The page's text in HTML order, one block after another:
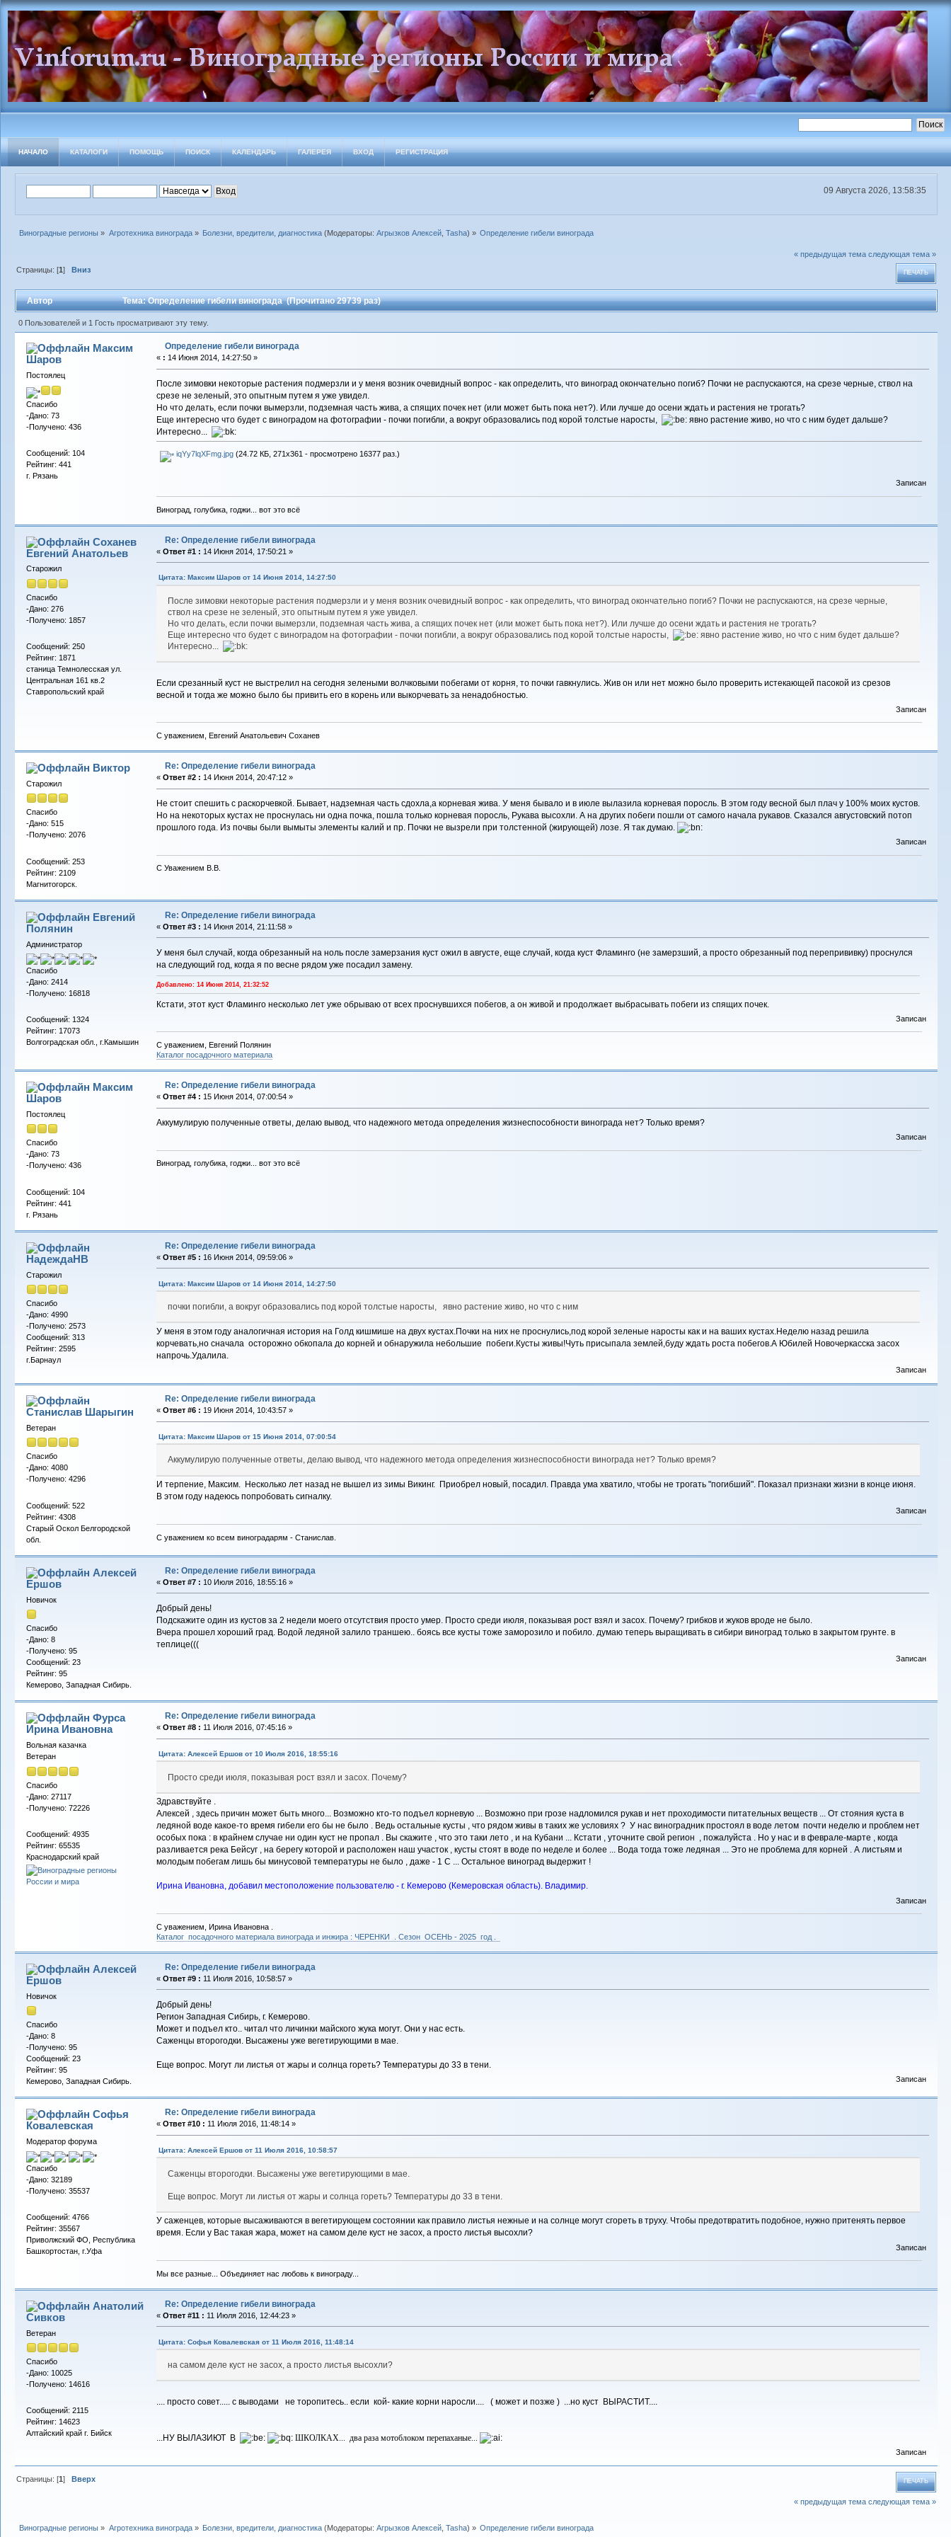
НАЧАЛО КАТАЛОГИ ПОМОЩЬ ПОИСК КАЛЕНДАРЬ ГАЛЕРЕЯ ВХОД РЕГИСТРАЦИЯ
09 Августа 2026, 13:58:35
Виноградные регионы » Агротехника винограда» Болезни, вредители, диагностика(Модераторы: Агрызков Алексей, Tasha) » Определение гибели винограда
« предыдущая тема следующая тема »
ПЕЧАТЬ
Страницы: [1] Вниз
Автор Тема: Определение гибели винограда (Прочитано 29739 раз)
0 Пользователей и 1 Гость просматривают эту тему.
Максим
Шаров
Постоялец
Спасибо
-Дано: 73
-Получено: 436
Сообщений: 104
Рейтинг: 441
г. Рязань
Определение гибели винограда
« : 14 Июня 2014, 14:27:50 »
После зимовки некоторые растения подмерзли и у меня возник очевидный вопрос - как определить, что виноград окончательно погиб? Почки не распускаются, на срезе черные, ствол на
срезе не зеленый, это опытным путем я уже увидел.
Но что делать, если почки вымерзли, подземная часть жива, а спящих почек нет (или может быть пока нет?). Или лучше до осени ждать и растения не трогать?
Еще интересно что будет с виноградом на фотографии - почки погибли, а вокруг образовались под корой толстые наросты,
явно растение живо, но что с ним будет дальше?
Интересно...
iqYy7lqXFmg.jpg(24.72 КБ, 271x361 - просмотрено 16377 раз.)
Записан
Виноград, голубика, годжи... вот это всё
Соханев
Евгений Анатольев
Старожил
Спасибо
-Дано: 276
-Получено: 1857
Сообщений: 250
Рейтинг: 1871
станица Темнолесская ул.
Центральная 161 кв.2
Ставропольский край
Re: Определение гибели винограда
« Ответ #1 : 14 Июня 2014, 17:50:21 »
Цитата: Максим Шаров от 14 Июня 2014, 14:27:50
После зимовки некоторые растения подмерзли и у меня возник очевидный вопрос - как определить, что виноград окончательно погиб? Почки не распускаются, на срезе черные,
ствол на срезе не зеленый, это опытным путем я уже увидел.
Но что делать, если почки вымерзли, подземная часть жива, а спящих почек нет (или может быть пока нет?). Или лучше до осени ждать и растения не трогать?
Еще интересно что будет с виноградом на фотографии - почки погибли, а вокруг образовались под корой толстые наросты,
явно растение живо, но что с ним будет дальше?
Интересно...
Если срезанный куст не выстрелил на сегодня зелеными волчковыми побегами от корня, то почки гавкнулись. Жив он или нет можно было проверить истекающей пасокой из срезов
весной и тогда же можно было бы привить его в корень или выкорчевать за ненадобностью.
Записан
С уважением, Евгений Анатольевич Соханев
Виктор
Старожил
Спасибо
-Дано: 515
-Получено: 2076
Сообщений: 253
Рейтинг: 2109
Магнитогорск.
Re: Определение гибели винограда
« Ответ #2 : 14 Июня 2014, 20:47:12 »
Не стоит спешить с раскорчевкой. Бывает, надземная часть сдохла,а корневая жива. У меня бывало и в июле вылазила корневая поросль. В этом году весной был плач у 100% моих кустов.
Но на некоторых кустах не проснулась ни одна почка, пошла только корневая поросль, Рукава высохли. А на других побеги пошли от самого начала рукавов. Сказался августовский потоп
прошлого года. Из почвы были вымыты элементы калий и пр. Почки не вызрели при толстенной (жирующей) лозе. Я так думаю.
Записан
С Уважением В.В.
Евгений
Полянин
Администратор
Спасибо
-Дано: 2414
-Получено: 16818
Сообщений: 1324
Рейтинг: 17073
Волгоградская обл., г.Камышин
Re: Определение гибели винограда
« Ответ #3 : 14 Июня 2014, 21:11:58 »
У меня был случай, когда обрезанный на ноль после замерзания куст ожил в августе, еще случай, когда куст Фламинго (не замерзший, а просто обрезанный под перепрививку) проснулся
на следующий год, когда я по весне рядом уже посадил замену.
Добавлено: 14 Июня 2014, 21:32:52
Кстати, этот куст Фламинго несколько лет уже обрываю от всех проснувшихся побегов, а он живой и продолжает выбрасывать побеги из спящих почек.
Записан
С уважением, Евгений Полянин
Каталог посадочного материала
Максим
Шаров
Постоялец
Спасибо
-Дано: 73
-Получено: 436
Сообщений: 104
Рейтинг: 441
г. Рязань
Re: Определение гибели винограда
« Ответ #4 : 15 Июня 2014, 07:00:54 »
Аккумулирую полученные ответы, делаю вывод, что надежного метода определения жизнеспособности винограда нет? Только время?
Записан
Виноград, голубика, годжи... вот это всё
НадеждаНВ
Старожил
Спасибо
-Дано: 4990
-Получено: 2573
Сообщений: 313
Рейтинг: 2595
г.Барнаул
Re: Определение гибели винограда
« Ответ #5 : 16 Июня 2014, 09:59:06 »
Цитата: Максим Шаров от 14 Июня 2014, 14:27:50
почки погибли, а вокруг образовались под корой толстые наросты, явно растение живо, но что с ним
У меня в этом году аналогичная история на Голд кишмише на двух кустах.Почки на них не проснулись,под корой зеленые наросты как и на ваших кустах.Неделю назад решила
корчевать,но сначала осторожно обкопала до корней и обнаружила небольшие побеги.Кусты живы!Чуть присыпала землей,буду ждать роста побегов.А Юбилей Новочеркасска засох
напрочь.Удалила.
Записан
Станислав Шарыгин
Ветеран
Спасибо
-Дано: 4080
-Получено: 4296
Сообщений: 522
Рейтинг: 4308
Старый Оскол Белгородской
обл.
Re: Определение гибели винограда
« Ответ #6 : 19 Июня 2014, 10:43:57 »
Цитата: Максим Шаров от 15 Июня 2014, 07:00:54
Аккумулирую полученные ответы, делаю вывод, что надежного метода определения жизнеспособности винограда нет? Только время?
И терпение, Максим. Несколько лет назад не вышел из зимы Викинг. Приобрел новый, посадил. Правда ума хватило, чтобы не трогать "погибший". Показал признаки жизни в конце июня.
В этом году надеюсь попробовать сигналку.
Записан
С уважением ко всем виноградарям - Станислав.
Алексей
Ершов
Новичок
Спасибо
-Дано: 8
-Получено: 95
Сообщений: 23
Рейтинг: 95
Кемерово, Западная Сибирь.
Re: Определение гибели винограда
« Ответ #7 : 10 Июля 2016, 18:55:16 »
Добрый день!
Подскажите один из кустов за 2 недели моего отсутствия просто умер. Просто среди июля, показывая рост взял и засох. Почему? грибков и жуков вроде не было.
Вчера прошел хороший град. Водой ледяной залило траншею.. боясь все кусты тоже заморозило и побило. думаю теперь выращивать в сибири виноград только в закрытом грунте. в
теплице(((
Записан
Фурса
Ирина Ивановна
Вольная казачка
Ветеран
Спасибо
-Дано: 27117
-Получено: 72226
Сообщений: 4935
Рейтинг: 65535
Краснодарский край
Re: Определение гибели винограда
« Ответ #8 : 11 Июля 2016, 07:45:16 »
Цитата: Алексей Ершов от 10 Июля 2016, 18:55:16
Просто среди июля, показывая рост взял и засох. Почему?
Здравствуйте .
Алексей , здесь причин может быть много... Возможно кто-то подъел корневую ... Возможно при грозе надломился рукав и нет проходимости питательных веществ ... От стояния куста в
ледяной воде какое-то время гибели его бы не было . Ведь остальные кусты , что рядом живы в таких же условиях ? У нас виноградник простоял в воде летом почти неделю и проблем нет
особых пока : в крайнем случае ни один куст не пропал . Вы скажите , что это таки лето , и на Кубани ... Кстати , уточните свой регион , пожалуйста . Но у нас и в феврале-марте , когда
разливается река Бейсуг , на берегу которой и расположен наш участок , кусты стоят в воде по неделе и более ... Вода тогда тоже ледяная ... Это не проблема для корней . А листьям и
молодым побегам лишь бы минусовой температуры не было , даже - 1 С ... Остальное виноград выдержит !
Ирина Ивановна, добавил местоположение пользователю - г. Кемерово (Кемеровская область). Владимир.
Записан
С уважением, Ирина Ивановна .
Каталог посадочного материала винограда и инжира : ЧЕРЕНКИ . Сезон ОСЕНЬ - 2025 год .
Алексей
Ершов
Новичок
Спасибо
-Дано: 8
-Получено: 95
Сообщений: 23
Рейтинг: 95
Кемерово, Западная Сибирь.
Re: Определение гибели винограда
« Ответ #9 : 11 Июля 2016, 10:58:57 »
Добрый день!
Регион Западная Сибирь, г. Кемерово.
Может и подъел кто.. читал что личинки майского жука могут. Они у нас есть.
Саженцы второгодки. Высажены уже вегетирующими в мае.
Еще вопрос. Могут ли листья от жары и солнца гореть? Температуры до 33 в тени.
Записан
Софья
Ковалевская
Модератор форума
Спасибо
-Дано: 32189
-Получено: 35537
Сообщений: 4766
Рейтинг: 35567
Приволжский ФО, Республика
Башкортостан, г.Уфа
Re: Определение гибели винограда
« Ответ #10 : 11 Июля 2016, 11:48:14 »
Цитата: Алексей Ершов от 11 Июля 2016, 10:58:57
Саженцы второгодки. Высажены уже вегетирующими в мае.
Еще вопрос. Могут ли листья от жары и солнца гореть? Температуры до 33 в тени.
У саженцев, которые высаживаются в вегетирующем состоянии как правило листья нежные и на солнце могут сгореть в труху. Чтобы предотвратить подобное, нужно притенять первое
время. Если у Вас такая жара, может на самом деле куст не засох, а просто листья высохли?
Записан
Мы все разные... Объединяет нас любовь к винограду...
Анатолий
Сивков
Ветеран
Спасибо
-Дано: 10025
-Получено: 14616
Сообщений: 2115
Рейтинг: 14623
Алтайский край г. Бийск
Re: Определение гибели винограда
« Ответ #11 : 11 Июля 2016, 12:44:23 »
Цитата: Софья Ковалевская от 11 Июля 2016, 11:48:14
на самом деле куст не засох, а просто листья высохли?
.... просто совет..... с выводами не торопитесь.. если кой- какие корни наросли.... ( может и позже ) ...но куст ВЫРАСТИТ....
...НУ ВЫЛАЗИЮТ В ШКОЛКАХ... два раза мотоблоком перепаханые...
Записан
ПЕЧАТЬ
Страницы: [1]Вверх
« предыдущая тема следующая тема »
Виноградные регионы » Агротехника винограда» Болезни, вредители, диагностика(Модераторы: Агрызков Алексей, Tasha) » Определение гибели винограда